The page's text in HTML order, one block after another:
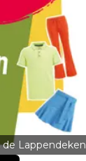
Lappendeken